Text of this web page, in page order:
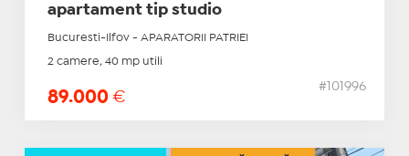
apartament tip studio
Bucuresti-Ilfov - APARATORII PATRIEI
2 camere, 40 mp utili
89.000 €
#101996